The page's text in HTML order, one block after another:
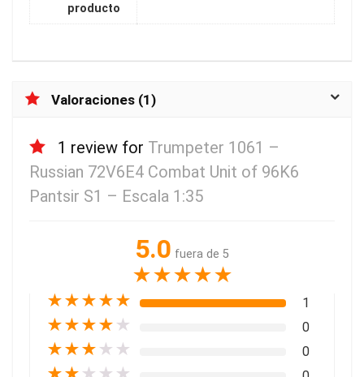
producto
Valoraciones (1)
1 review for Trumpeter 1061 –
Russian 72V6E4 Combat Unit of 96K6
Pantsir S1 – Escala 1:35
5.0 fuera de 5
★★★★★
★★★★★ 1
★★★★ ★ 0
★★★ ★ ★ 0